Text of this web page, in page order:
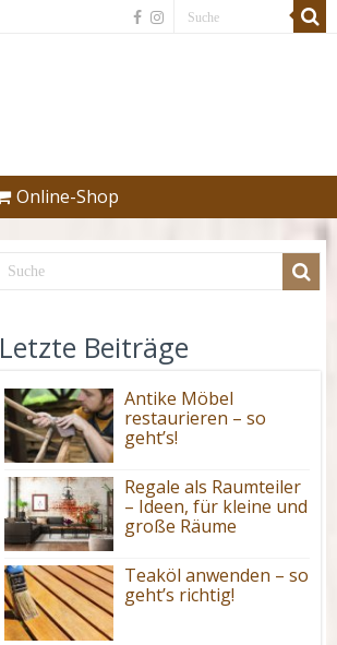
Online-Shop
Letzte Beiträge
Antike Möbel
restaurieren – so
geht’s!
Regale als Raumteiler
– Ideen, für kleine und
große Räume
Teaköl anwenden – so
geht’s richtig!